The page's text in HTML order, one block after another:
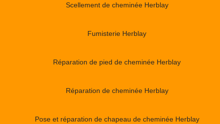
Scellement de cheminée Herblay
Fumisterie Herblay
Réparation de pied de cheminée Herblay
Réparation de cheminée Herblay
Pose et réparation de chapeau de cheminée Herblay